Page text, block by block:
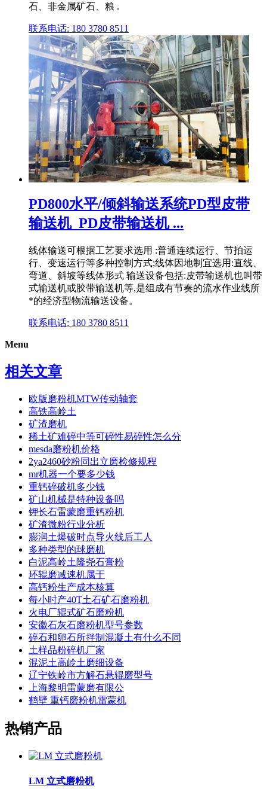
石、非金属矿石、粮 .
联系电话: 180 3780 8511
PD800水平/倾斜输送系统PD型皮带
输送机_PD皮带输送机 ...
线体输送可根据工艺要求选用 :普通连续运行、节拍运
行、变速运行等多种控制方式;线体因地制宜选用:直线、
弯道、斜坡等线体形式 输送设备包括:皮带输送机也叫带
式输送机或胶带输送机等,是组成有节奏的流水作业线所
*的经济型物流输送设备。
联系电话: 180 3780 8511
Menu
相关文章
欧版磨粉机MTW传动轴套
高铁高岭土
矿渣磨机
稀土矿难碎中等可碎性易碎性怎么分
mesda磨粉机价格
2ya2460砂粉同出立磨检修规程
mr机器一个要多少钱
重钙碎破机多少钱
矿山机械是特种设备吗
钾长石雷蒙磨重钙粉机
矿渣微粉行业分析
膨润土爆破时点导火线后工人
多种类型的球磨机
白泥高岭土隆尧石膏粉
环辊磨减速机属于
高钙粉生产成本核算
每小时产40T土石矿石磨粉机
火电厂辊式矿石磨粉机
安徽石灰石磨粉机型号参数
碎石和卵石所拌制混凝土有什么不同
土样品粉碎机厂家
混泥土高岭土磨细设备
辽宁铁岭市方解石悬辊磨型号
上海黎明雷蒙磨有限公
鹤壁 重钙磨粉机雷蒙机
热销产品
LM 立式磨粉机